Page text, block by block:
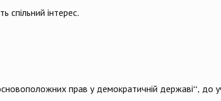
спільний інтерес.
прав у демократичній державі“, до